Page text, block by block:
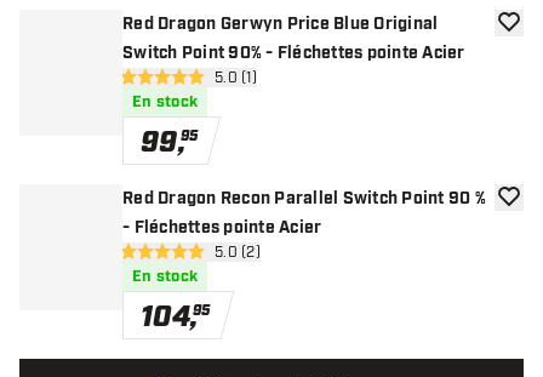
Red Dragon Gerwyn Price Blue Original
Switch Point 90% - Fléchettes pointe Acier
ouvrir le panneau des avis
5 étoiles de notation
5.0 (1)
En stock
99,95
Red Dragon Recon Parallel Switch Point 90 %
- Fléchettes pointe Acier
ouvrir le panneau des avis
5 étoiles de notation
5.0 (2)
En stock
104,95